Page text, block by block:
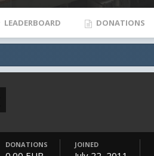
LEADERBOARD DONATIONS
DONATIONS JOINED